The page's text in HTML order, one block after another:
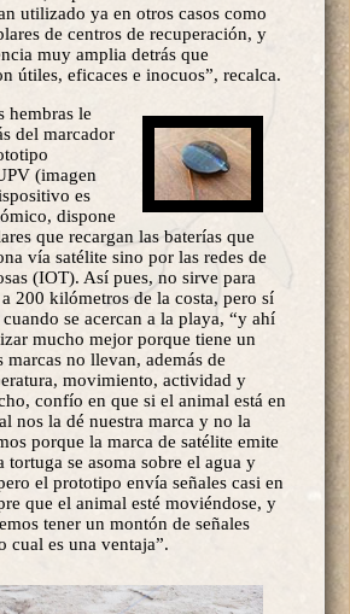
utilizado ya en otros casos como
de centros de recuperación, y
muy amplia detrás que
útiles, eficaces e inocuos”, recalca.
hembras le
del marcador
(imagen
es
dispone
que recargan las baterías que
vía satélite sino por las redes de
(IOT). Así pues, no sirve para
200 kilómetros de la costa, pero sí
se acercan a la playa, “y ahí
mucho mejor porque tiene un
marcas no llevan, además de
movimiento, actividad y
confío en que si el animal está en
nos la dé nuestra marca y no la
porque la marca de satélite emite
tortuga se asoma sobre el agua y
el prototipo envía señales casi en
que el animal esté moviéndose, y
tener un montón de señales
cual es una ventaja”.